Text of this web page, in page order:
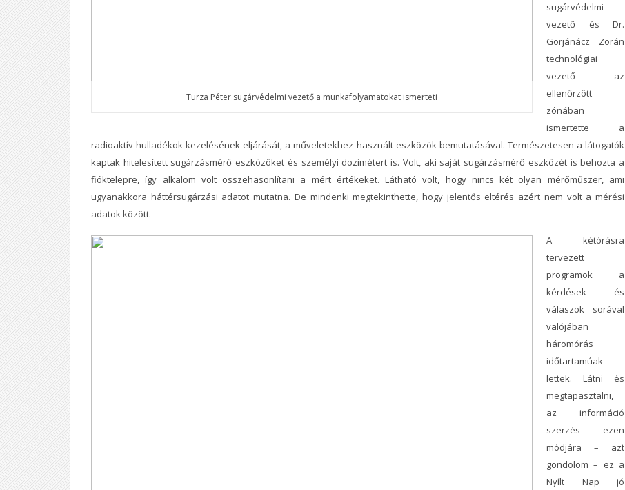
Turza Péter sugárvédelmi vezető a munkafolyamatokat ismerteti
sugárvédelmi
vezető és Dr.
Gorjánácz Zorán
technológiai
vezető az
ellenőrzött
zónában
ismertette a
radioaktív hulladékok kezelésének eljárását, a műveletekhez használt eszközök bemutatásával. Természetesen a látogatók
kaptak hitelesített sugárzásmérő eszközöket és személyi dozimétert is. Volt, aki saját sugárzásmérő eszközét is behozta a
fióktelepre, így alkalom volt összehasonlítani a mért értékeket. Látható volt, hogy nincs két olyan mérőműszer, ami
ugyanakkora háttérsugárzási adatot mutatna. De mindenki megtekinthette, hogy jelentős eltérés azért nem volt a mérési
adatok között.
A kétórásra
tervezett
programok a
kérdések és
válaszok sorával
valójában
háromórás
időtartamúak
lettek. Látni és
megtapasztalni,
az információ
szerzés ezen
módjára – azt
gondolom – ez a
Nyílt Nap jó